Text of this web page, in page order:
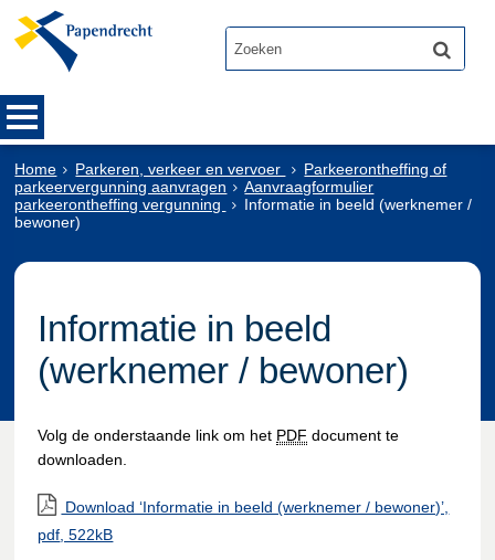
Home Parkeren, verkeer en vervoer
Parkeerontheffing of
parkeervergunning aanvragen
Aanvraagformulier
parkeerontheffing vergunning
Informatie in beeld (werknemer /
bewoner)
Informatie in beeld
(werknemer / bewoner)
Volg de onderstaande link om het PDF document te
downloaden.
Download ‘Informatie in beeld (werknemer / bewoner)’,
pdf , 522kB